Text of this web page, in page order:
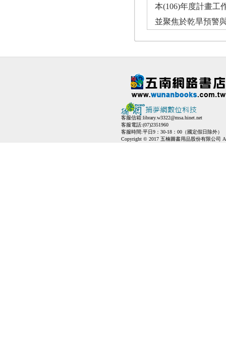
本(106)年度計畫工
並聚焦於乾旱預警
客服信箱:library.w3322@msa.hinet.net
客服電話:(07)2351960
客服時間:平日9：30-18：00（國定假日除外）
Copyright © 2017 五楠圖書用品股份有限公司